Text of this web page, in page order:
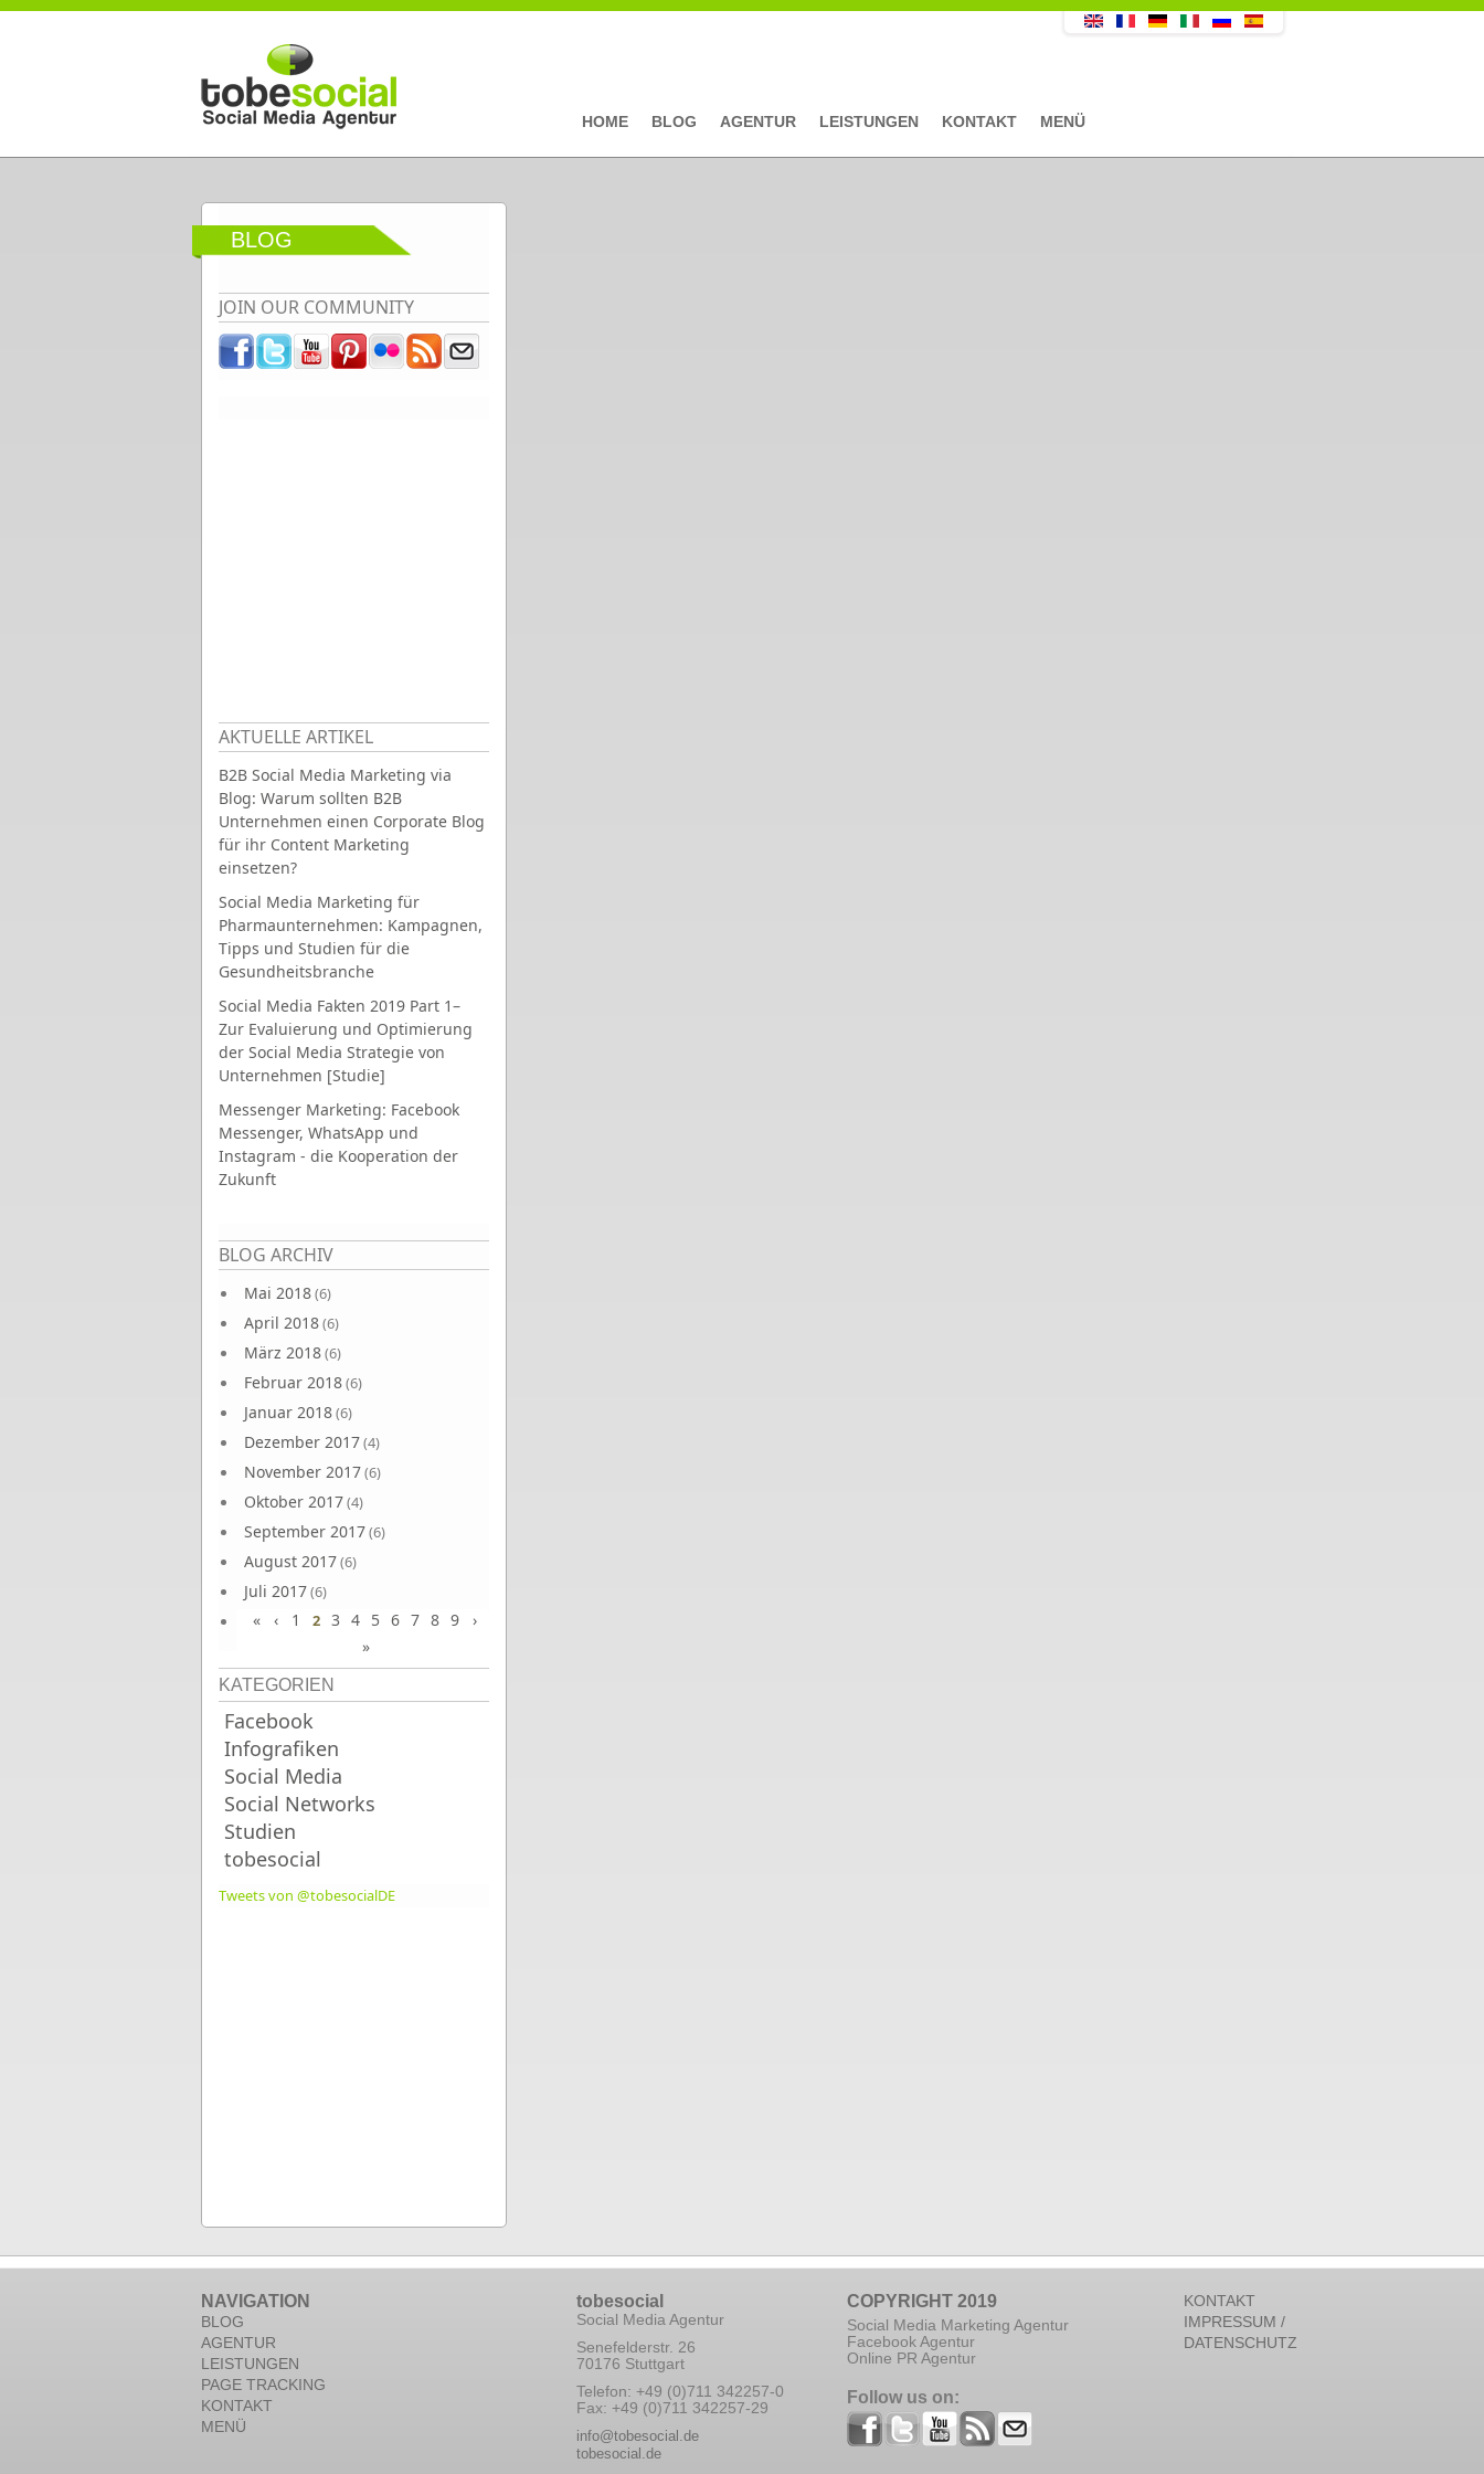
Direkt zum Inhalt
HOME BLOG AGENTUR LEISTUNGEN KONTAKT MENÜ
BLOG
JOIN OUR COMMUNITY
AKTUELLE ARTIKEL
B2B Social Media Marketing via
Blog: Warum sollten B2B
Unternehmen einen Corporate Blog
für ihr Content Marketing
einsetzen?
Social Media Marketing für
Pharmaunternehmen: Kampagnen,
Tipps und Studien für die
Gesundheitsbranche
Social Media Fakten 2019 Part 1–
Zur Evaluierung und Optimierung
der Social Media Strategie von
Unternehmen [Studie]
Messenger Marketing: Facebook
Messenger, WhatsApp und
Instagram - die Kooperation der
Zukunft
BLOG ARCHIV
Mai 2018(6)
April 2018(6)
März 2018(6)
Februar 2018(6)
Januar 2018(6)
Dezember 2017(4)
November 2017(6)
Oktober 2017(4)
September 2017(6)
August 2017(6)
Juli 2017(6)
Juni 2017 (6)
Seiten
« ‹ 1 2 3 4 5 6 7 8 9
›
»
KATEGORIEN
Facebook
Infografiken
Social Media
Social Networks
Studien
tobesocial
Tweets von @tobesocialDE
NAVIGATION
BLOG
AGENTUR
LEISTUNGEN
PAGE TRACKING
KONTAKT
MENÜ
tobesocial
Social Media Agentur
Senefelderstr. 26
70176 Stuttgart
Telefon: +49 (0)711 342257-0
Fax: +49 (0)711 342257-29
info@tobesocial.de
tobesocial.de
COPYRIGHT 2019
Social Media Marketing Agentur
Facebook Agentur
Online PR Agentur
Follow us on:
KONTAKT
IMPRESSUM /
DATENSCHUTZ